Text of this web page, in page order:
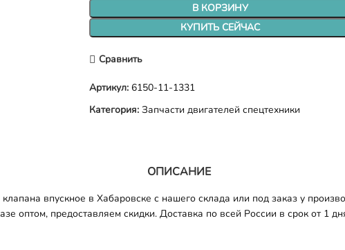
В КОРЗИНУ
КУПИТЬ СЕЙЧАС
Сравнить
Артикул: 6150-11-1331
Категория: Запчасти двигателей спецтехники
ОПИСАНИЕ
впускное в Хабаровске с нашего склада или под заказ у
оптом, предоставляем скидки. Доставка по всей России в срок от 1